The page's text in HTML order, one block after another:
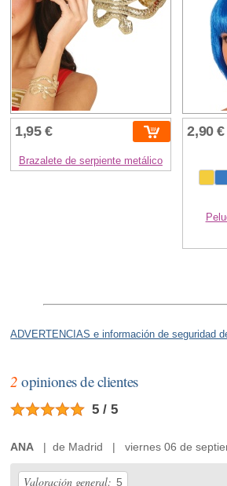
1,95 €
Brazalete de serpiente metálico
2,90 €
ADVERTENCIAS e información de seguridad
2 opiniones de clientes
5 / 5
ANA | de Madrid | viernes 06 de
Valoración general: 5